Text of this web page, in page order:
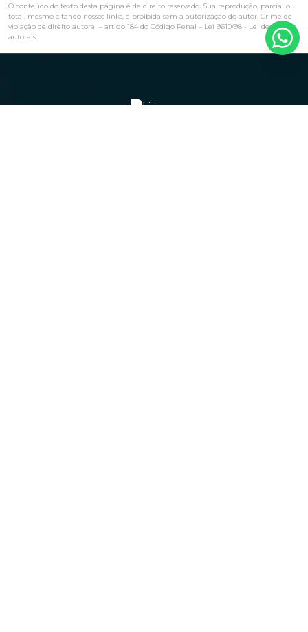
O conteúdo do texto desta página é de direito reservado. Sua reprodução, parcial ou
total, mesmo citando nossos links, é proibida sem a autorização do autor. Crime de
violação de direito autoral – artigo 184 do Código Penal – Lei 9610/98 - Lei de direitos
autorais.